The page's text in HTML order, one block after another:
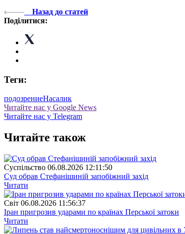
Назад до статей
Поділитися:
Теги:
подозрениеНасалик
Читайте нас у Google News
Читайте нас у Telegram
Читайте також
Суспiльство 06.08.2026 12:11:50
Суд обрав Стефанішиній запобіжний захід
Читати
Свiт 06.08.2026 11:56:37
Іран пригрозив ударами по країнах Перської затоки
Читати